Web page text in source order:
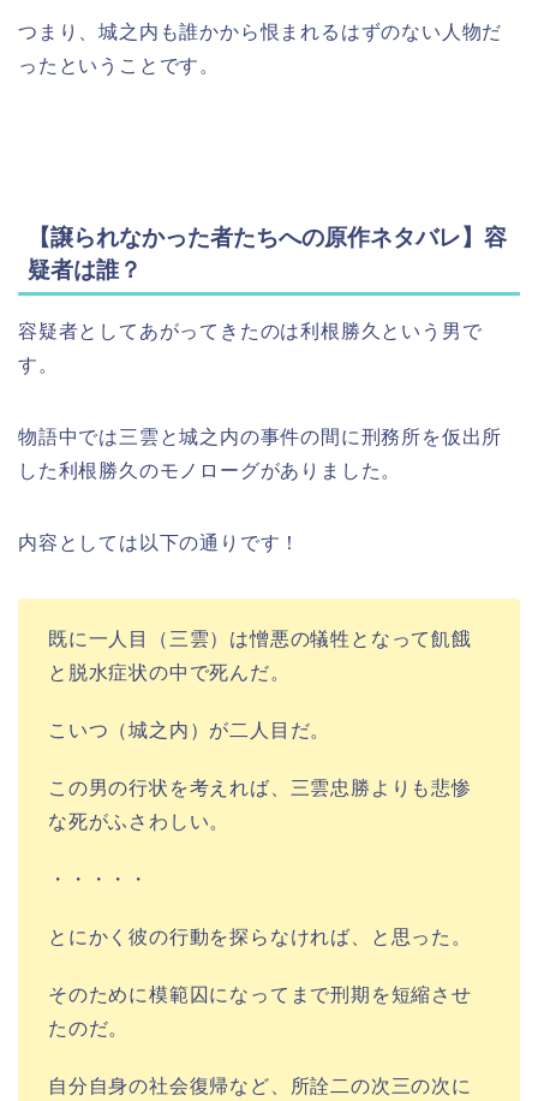
つまり、城之内も誰かから恨まれるはずのない人物だ
ったということです。
【譲られなかった者たちへの原作ネタバレ】容
疑者は誰？
容疑者としてあがってきたのは利根勝久という男で
す。
物語中では三雲と城之内の事件の間に刑務所を仮出所
した利根勝久のモノローグがありました。
内容としては以下の通りです！
既に一人目（三雲）は憎悪の犠牲となって飢餓
と脱水症状の中で死んだ。
こいつ（城之内）が二人目だ。
この男の行状を考えれば、三雲忠勝よりも悲惨
な死がふさわしい。
・・・・・
とにかく彼の行動を探らなければ、と思った。
そのために模範囚になってまで刑期を短縮させ
たのだ。
自分自身の社会復帰など、所詮二の次三の次に